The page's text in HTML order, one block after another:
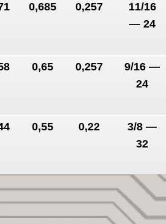
0,685 0,257
11/16
— 24
0,65 0,257
9/16 —
24
0,55 0,22
3/8 —
32